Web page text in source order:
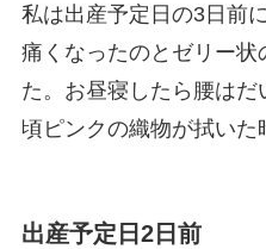
私は出産予定日の3日前
痛くなったのとゼリー状
た。お昼寝したら腰は
頃ピンクの織物が拭いた
出産予定日2日前